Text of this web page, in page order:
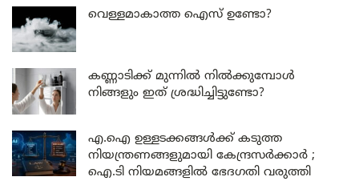
വെള്ളമാകാത്ത ഐസ് ഉണ്ടോ?
കണ്ണാടിക്ക് മുന്നിൽ നിൽക്കുമ്പോൾ
നിങ്ങളും ഇത് ശ്രദ്ധിച്ചിട്ടുണ്ടോ?
എ.ഐ ഉള്ളടക്കങ്ങൾക്ക് കടുത്ത
നിയന്ത്രണങ്ങളുമായി കേന്ദ്രസർക്കാർ ;
ഐ.ടി നിയമങ്ങളിൽ ഭേദഗതി വരുത്തി